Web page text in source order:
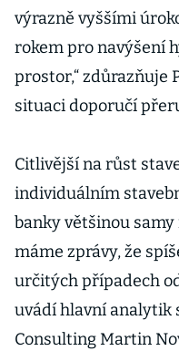
výrazně vyššími
rokem pro navýšení
prostor,“ zdůrazňuje
situaci doporučí
Citlivější na růst
individuálním
banky většinou
máme zprávy, že
určitých případech
uvádí hlavní analytik
Consulting Martin